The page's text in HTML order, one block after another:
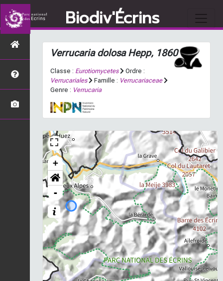
Biodiv'Écrins
Verrucaria dolosaHepp, 1860
Classe : Eurotiomycetes
Ordre :
Verrucariales
Famille : Verrucariaceae
Genre : Verrucaria
+
-